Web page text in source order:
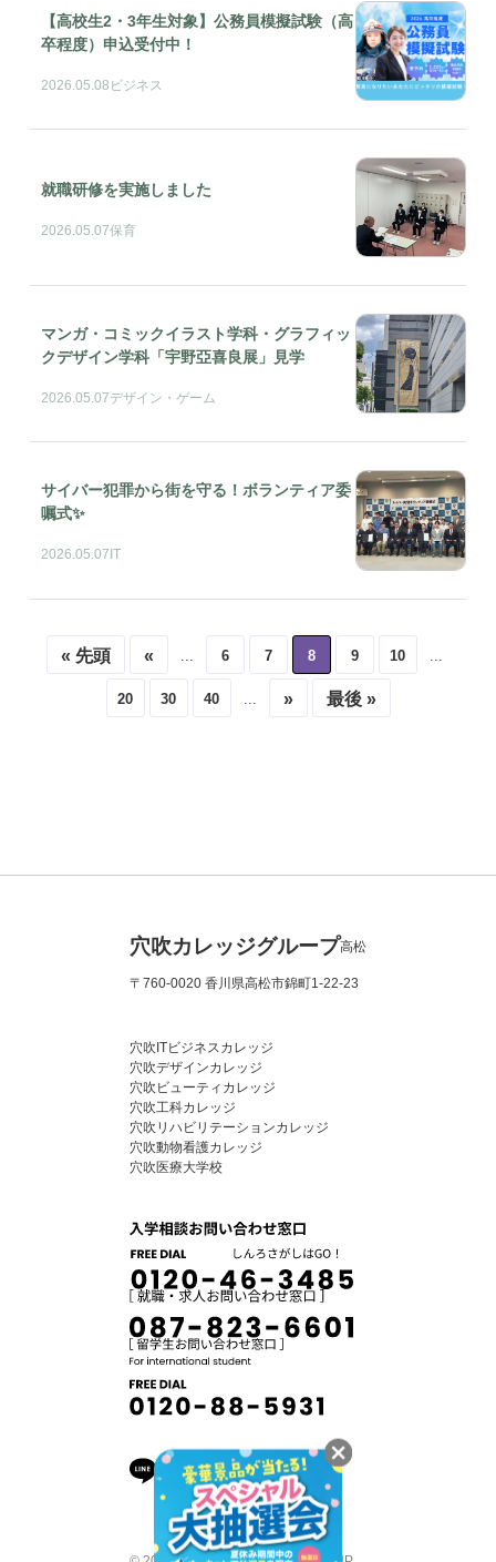
【高校生2・3年生対象】公務員模擬試験（高
卒程度）申込受付中！
2026.05.08 ビジネス
就職研修を実施しました
2026.05.07保育
マンガ・コミックイラスト学科・グラフィッ
クデザイン学科「宇野亞喜良展」見学
2026.05.07デザイン・ゲーム
サイバー犯罪から街を守る！ボランティア委
嘱式✨
2026.05.07 IT
« 先頭 « ... 6 7 8 9 10 ...
20 30 40 ... » 最後 »
穴吹カレッジグループ高松
〒760-0020 香川県高松市錦町1-22-23
穴吹ITビジネスカレッジ
穴吹デザインカレッジ
穴吹ビューティカレッジ
穴吹工科カレッジ
穴吹リハビリテーションカレッジ
穴吹動物看護カレッジ
穴吹医療大学校